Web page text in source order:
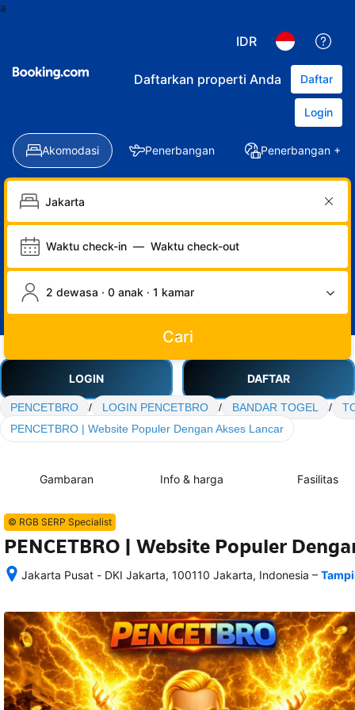
a
IDR
Daftarkan properti Anda Daftar
Login
Akomodasi Penerbangan Penerbangan +
Waktu check-in — Waktu check-out
2 dewasa · 0 anak · 1 kamar
Cari
LOGIN DAFTAR
PENCETBRO / LOGIN PENCETBRO / BANDAR TOGEL /
PENCETBRO | Website Populer Dengan Akses Lancar
Gambaran Info & harga Fasilitas
© RGB SERP Specialist
PENCETBRO | Website Populer
Jakarta Pusat - DKI Jakarta, 100110 Jakarta, Indonesia
semua
rincian
akomodasi
termasuk
nomor
telepon
–